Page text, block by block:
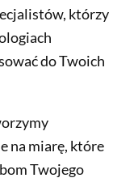
którzy
do Twoich
na miarę, które
Twojego